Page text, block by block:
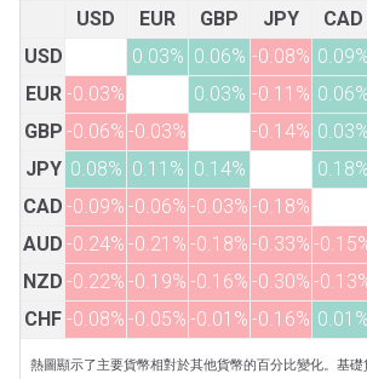
USD EUR GBP JPY CAD
USD
0.03% 0.06% -0.08% 0.09%
EUR -0.03% 0.03% -0.11% 0.06%
GBP -0.06% -0.03% -0.14% 0.03%
JPY 0.08% 0.11% 0.14% 0.18%
CAD -0.09% -0.06% -0.03% -0.18%
AUD -0.24% -0.21% -0.18% -0.33% -
NZD -0.22% -0.19% -0.16% -0.30% -
CHF -0.08% -0.05% -0.01% -0.16% 0.01%
熱圖顯示了主要貨幣相對於其他貨幣的百分比變化。基